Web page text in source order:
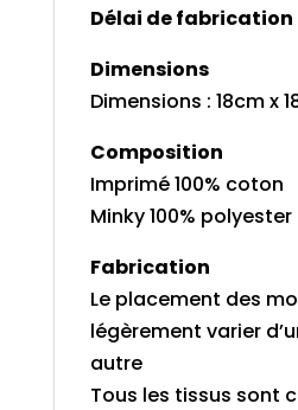
Délai de fabrication
Dimensions
Dimensions : 18cm x
Composition
Imprimé 100% coton
Minky 100% polyester
Fabrication
Le placement des
légèrement varier
autre
Tous les tissus sont